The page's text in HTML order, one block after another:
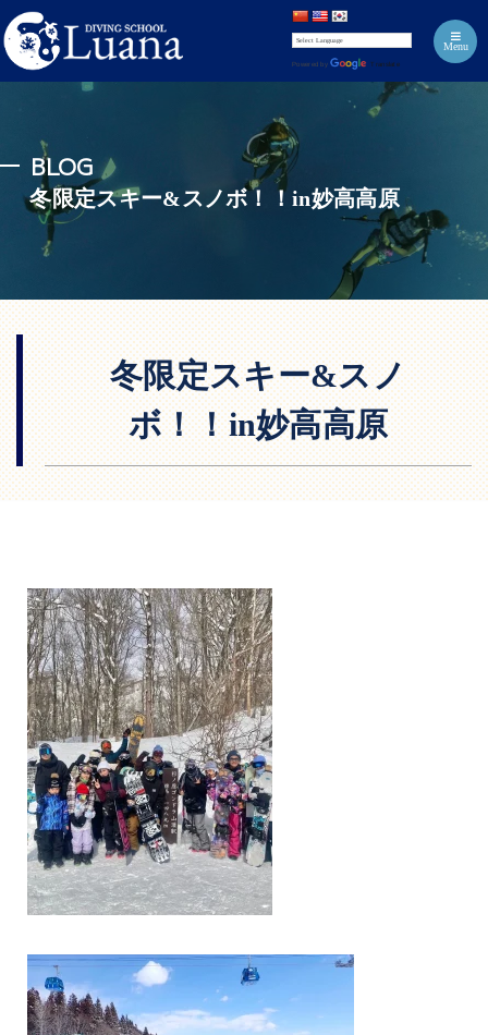
Powered by Translate
Menu
冬限定スキー&スノボ！！in妙高高原
BLOG
冬限定スキー&スノ
ボ！！in妙高高原